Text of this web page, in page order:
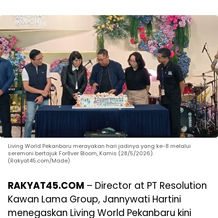
Living World Pekanbaru merayakan hari jadinya yang ke-8 melalui
seremoni bertajuk For8ver Bloom, Kamis (28/5/2026).
(Rakyat45.com/Made)
RAKYAT45.COM – Director at PT Resolution
Kawan Lama Group, Jannywati Hartini
menegaskan Living World Pekanbaru kini